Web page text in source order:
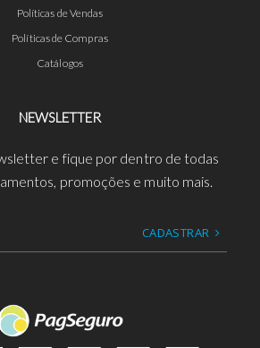
Políticas de Vendas
Políticas de Compras
Catálogos
NEWSLETTER
e fique por dentro de todas
promoções e muito mais.
CADASTRAR